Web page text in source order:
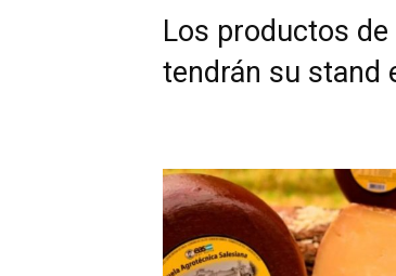
Los productos
tendrán su stand